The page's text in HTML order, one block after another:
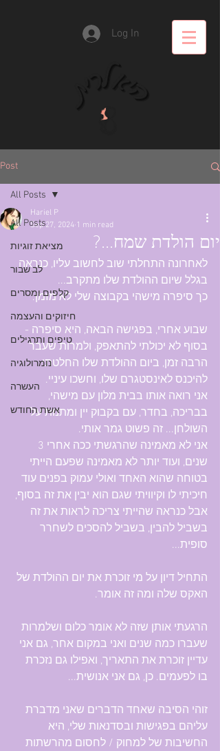
Log In
Post
All Posts
מציאת זוגיות
לב שבור
קלפים ומסרים
חיזוקים והעצמה
טיפים ותרגילים
נומרולוגיה
העשרה
אשת החודש
All Posts
יום הולדת שמח...?
Hariel P
Sep 27, 2024 1 min read
לאחרונה התחלתי שוב לחשוב עליו, כנראה
בגלל שיום ההולדת שלו מתקרב...
כך סיפרה מישהי בקבוצה שלי לא מזמן.
שבוע אחרי, בפגישה הבאה, היא סיפרה -
בסוף לא יכולתי להתאפק, ולמרות שעבר
הרבה זמן, ביום ההולדת שלו החלטתי
להיכנס לאינסטגרם שלו, וחשכו עיניי.
אני רואה אותו בבית מלון עם מישהי,
בבריכה, בחדר, עם בקבוק יין ומתנות על
השולחן... זה פשוט גמר אותי.
שנים, ועוד יותר לא מאמינה שפעם הייתי
בטוחה שהוא האחד ואולי עמוק בפנים עוד
חיכיתי לו וקיוויתי שגם הוא יבין את זה בסוף,
אבל כנראה שהייתי צריכה לראות את זה
בשביל להבין, בשביל להסכים לשחרר
סופית...
התחיל דיון על מי זוכרת את יום ההולדת של
האקס שלה ומה זה אומר.
הרגעתי אותן שזה לא אומר כלום ושלמרות
שעברו כמה שנים ואני במקום אחר, גם אני
עדיין זוכרת את התאריך, ואפילו גם נזכרת
בו לפעמים. כן, גם אני אנושית...
זוהי הסיבה שאחד הדברים שאני מדברת
עליהם בפגישות ובסדנאות שלי, היא
החשיבות של למחוק / לחסום מהרשתות